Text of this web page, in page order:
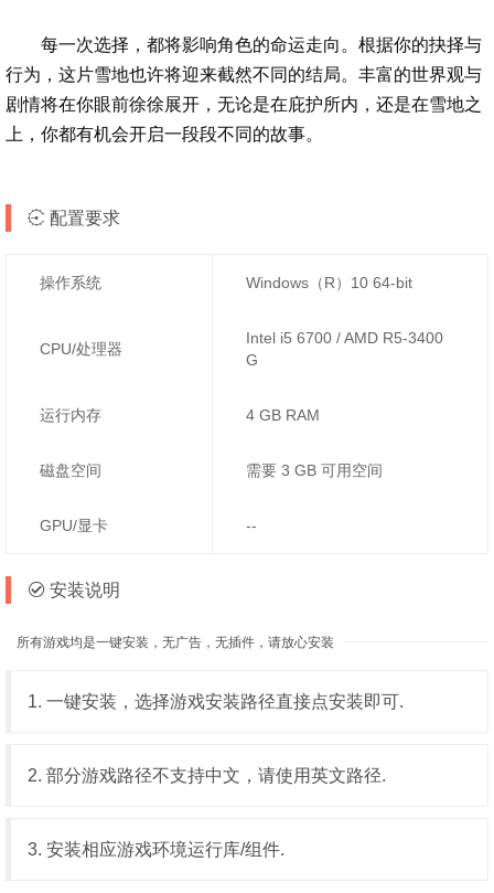
每一次选择，都将影响角色的命运走向。根据你的抉择与
行为，这片雪地也许将迎来截然不同的结局。丰富的世界观与
剧情将在你眼前徐徐展开，无论是在庇护所内，还是在雪地之
上，你都有机会开启一段段不同的故事。
配置要求
操作系统 Windows（R）10 64-bit
CPU/处理器
Intel i5 6700 / AMD R5-3400
G
运行内存 4 GB RAM
磁盘空间 需要 3 GB 可用空间
GPU/显卡 --
安装说明
所有游戏均是一键安装，无广告，无插件，请放心安装
1. 一键安装，选择游戏安装路径直接点安装即可.
2. 部分游戏路径不支持中文，请使用英文路径.
3. 安装相应游戏环境运行库/组件.